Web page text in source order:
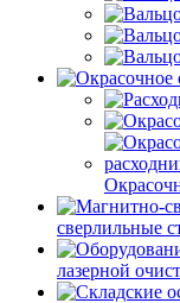
сверлильные
лазерной